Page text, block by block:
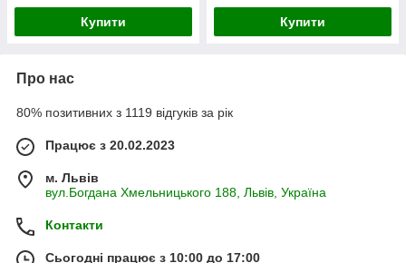
Купити Купити
Про нас
80% позитивних з 1119 відгуків за рік
Працює з 20.02.2023
м. Львів
вул.Богдана Хмельницького 188, Львів, Україна
Контакти
Сьогодні працює з 10:00 до 17:00